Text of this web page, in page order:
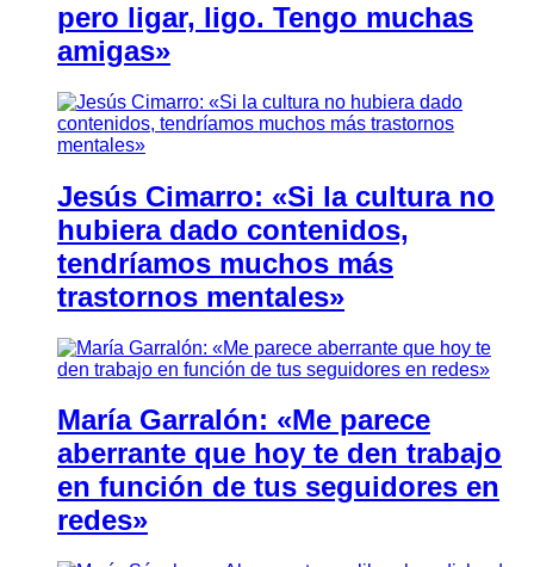
pero ligar, ligo. Tengo muchas
amigas»
Jesús Cimarro: «Si la cultura no
hubiera dado contenidos,
tendríamos muchos más
trastornos mentales»
María Garralón: «Me parece
aberrante que hoy te den trabajo
en función de tus seguidores en
redes»